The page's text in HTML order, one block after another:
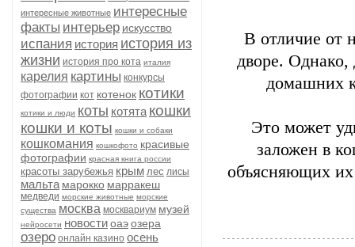
интересные животные интересные
факты интерьер искусство
испания история история из
жизни история про кота италия
карелия картины конкурсы
фотографии кот котенок котики
котики и люди коты котята кошки
кошки и коты кошки и собаки
кошкомания кошкофото красивые
фотографии красная книга россии
красоты зарубежья крым лес лисы
мальта марокко марракеш
медведи морские животные морские
существа москва москвариум музей
нейросети новостиоаэозера
озеро онлайн казино осень
В отличие от
дворе.
домашних
Это может
заложен в
объясняющих их